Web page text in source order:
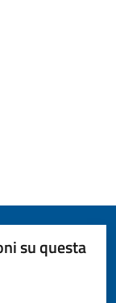
su questa